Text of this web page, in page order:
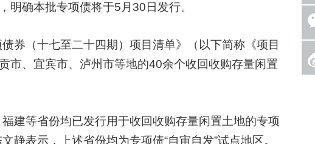
明确本批专项债将于5月30日发行。
（十七至二十四期）项目清单》（以下简称《项目
市、宜宾市、泸州市等地的40余个收回收购存量闲置
等省份均已发行用于收回收购存量闲置土地的专项
静表示，上述省份均为专项债“自审自发”试点地区。